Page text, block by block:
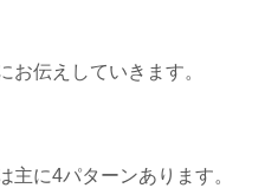
お伝えしていきます。
主に4パターンあります。